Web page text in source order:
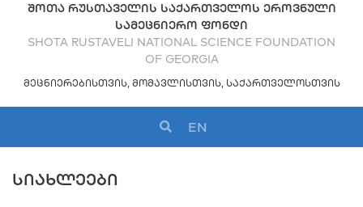
ᲨᲝᲗᲐ ᲠᲣᲡᲗᲐᲕᲔᲚᲘᲡ ᲡᲐᲥᲐᲠᲗᲕᲔᲚᲝᲡ ᲔᲠᲝᲕᲜᲣᲚᲘ
ᲡᲐᲛᲔᲪᲜᲘᲔᲠᲝ ᲤᲝᲜᲓᲘ
SHOTA RUSTAVELI NATIONAL SCIENCE FOUNDATION
OF GEORGIA
ᲛᲔᲪᲜᲘᲔᲠᲔᲑᲘᲡᲗᲕᲘᲡ, ᲛᲝᲛᲐᲕᲚᲘᲡᲗᲕᲘᲡ, ᲡᲐᲥᲐᲠᲗᲕᲔᲚᲝᲡᲗᲕᲘᲡ
EN
ᲡᲘᲐᲮᲚᲔᲔᲑᲘ